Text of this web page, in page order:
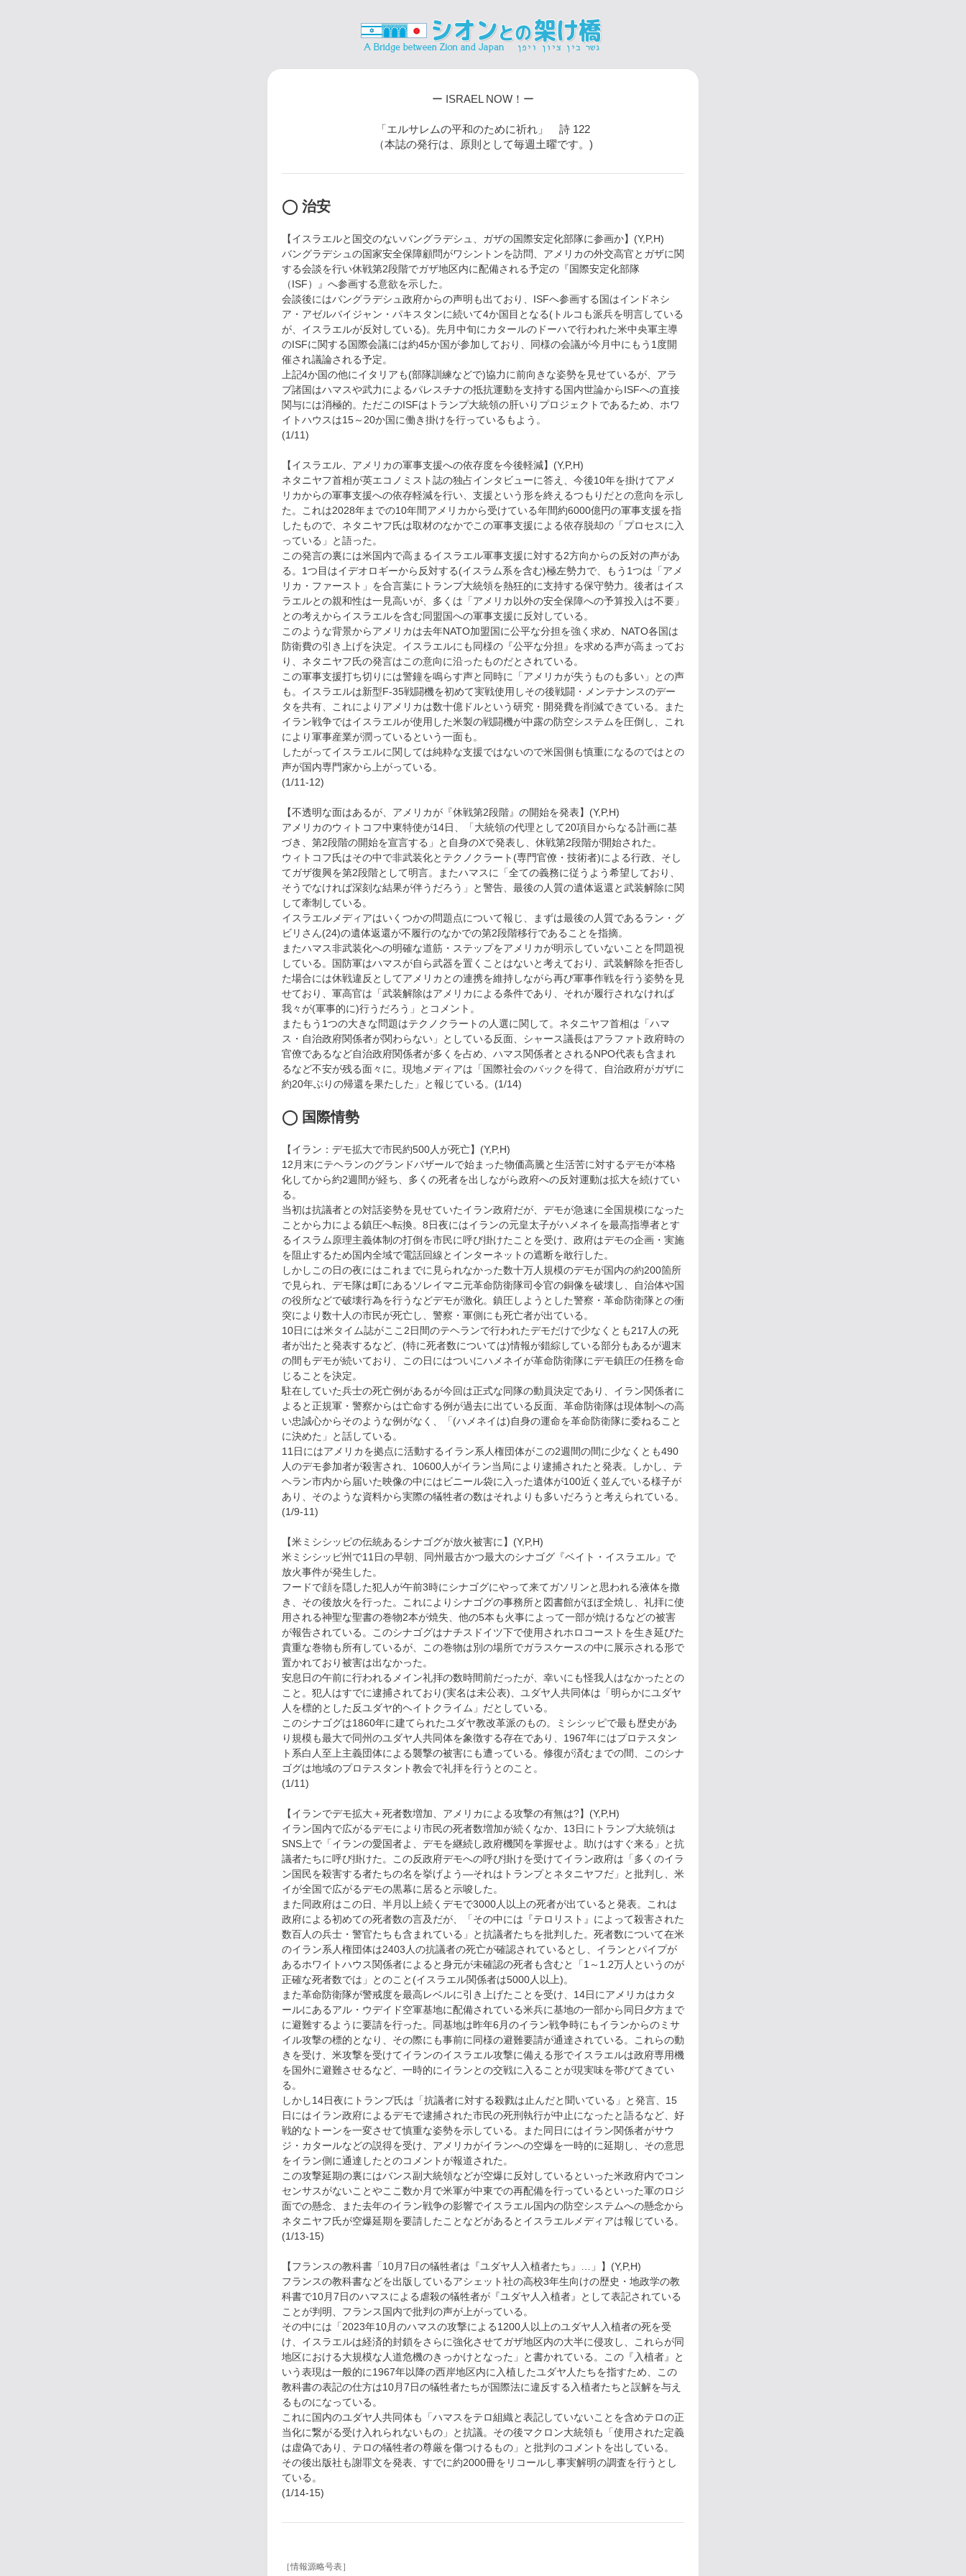
ー ISRAEL NOW！ー
「エルサレムの平和のために祈れ」 詩 122
（本誌の発行は、原則として毎週土曜です。)
◯ 治安
【イスラエルと国交のないバングラデシュ、ガザの国際安定化部隊に参画か】(Y,P,H)
バングラデシュの国家安全保障顧問がワシントンを訪問、アメリカの外交高官とガザに関
する会談を行い休戦第2段階でガザ地区内に配備される予定の『国際安定化部隊
（ISF）』へ参画する意欲を示した。
会談後にはバングラデシュ政府からの声明も出ており、ISFへ参画する国はインドネシ
ア・アゼルバイジャン・パキスタンに続いて4か国目となる(トルコも派兵を明言している
が、イスラエルが反対している)。先月中旬にカタールのドーハで行われた米中央軍主導
のISFに関する国際会議には約45か国が参加しており、同様の会議が今月中にもう1度開
催され議論される予定。
上記4か国の他にイタリアも(部隊訓練などで)協力に前向きな姿勢を見せているが、アラ
ブ諸国はハマスや武力によるパレスチナの抵抗運動を支持する国内世論からISFへの直接
関与には消極的。ただこのISFはトランプ大統領の肝いりプロジェクトであるため、ホワ
イトハウスは15～20か国に働き掛けを行っているもよう。
(1/11)
【イスラエル、アメリカの軍事支援への依存度を今後軽減】(Y,P,H)
ネタニヤフ首相が英エコノミスト誌の独占インタビューに答え、今後10年を掛けてアメ
リカからの軍事支援への依存軽減を行い、支援という形を終えるつもりだとの意向を示し
た。これは2028年までの10年間アメリカから受けている年間約6000億円の軍事支援を指
したもので、ネタニヤフ氏は取材のなかでこの軍事支援による依存脱却の「プロセスに入
っている」と語った。
この発言の裏には米国内で高まるイスラエル軍事支援に対する2方向からの反対の声があ
る。1つ目はイデオロギーから反対する(イスラム系を含む)極左勢力で、もう1つは「アメ
リカ・ファースト」を合言葉にトランプ大統領を熱狂的に支持する保守勢力。後者はイス
ラエルとの親和性は一見高いが、多くは「アメリカ以外の安全保障への予算投入は不要」
との考えからイスラエルを含む同盟国への軍事支援に反対している。
このような背景からアメリカは去年NATO加盟国に公平な分担を強く求め、NATO各国は
防衛費の引き上げを決定。イスラエルにも同様の『公平な分担』を求める声が高まってお
り、ネタニヤフ氏の発言はこの意向に沿ったものだとされている。
この軍事支援打ち切りには警鐘を鳴らす声と同時に「アメリカが失うものも多い」との声
も。イスラエルは新型F-35戦闘機を初めて実戦使用しその後戦闘・メンテナンスのデー
タを共有、これによりアメリカは数十億ドルという研究・開発費を削減できている。また
イラン戦争ではイスラエルが使用した米製の戦闘機が中露の防空システムを圧倒し、これ
により軍事産業が潤っているという一面も。
したがってイスラエルに関しては純粋な支援ではないので米国側も慎重になるのではとの
声が国内専門家から上がっている。
(1/11-12)
【不透明な面はあるが、アメリカが『休戦第2段階』の開始を発表】(Y,P,H)
アメリカのウィトコフ中東特使が14日、「大統領の代理として20項目からなる計画に基
づき、第2段階の開始を宣言する」と自身のXで発表し、休戦第2段階が開始された。
ウィトコフ氏はその中で非武装化とテクノクラート(専門官僚・技術者)による行政、そし
てガザ復興を第2段階として明言。またハマスに「全ての義務に従うよう希望しており、
そうでなければ深刻な結果が伴うだろう」と警告、最後の人質の遺体返還と武装解除に関
して牽制している。
イスラエルメディアはいくつかの問題点について報じ、まずは最後の人質であるラン・グ
ビリさん(24)の遺体返還が不履行のなかでの第2段階移行であることを指摘。
またハマス非武装化への明確な道筋・ステップをアメリカが明示していないことを問題視
している。国防軍はハマスが自ら武器を置くことはないと考えており、武装解除を拒否し
た場合には休戦違反としてアメリカとの連携を維持しながら再び軍事作戦を行う姿勢を見
せており、軍高官は「武装解除はアメリカによる条件であり、それが履行されなければ
我々が(軍事的に)行うだろう」とコメント。
またもう1つの大きな問題はテクノクラートの人選に関して。ネタニヤフ首相は「ハマ
ス・自治政府関係者が関わらない」としている反面、シャース議長はアラファト政府時の
官僚であるなど自治政府関係者が多くを占め、ハマス関係者とされるNPO代表も含まれ
るなど不安が残る面々に。現地メディアは「国際社会のバックを得て、自治政府がガザに
約20年ぶりの帰還を果たした」と報じている。(1/14)
◯ 国際情勢
【イラン：デモ拡大で市民約500人が死亡】(Y,P,H)
12月末にテヘランのグランドバザールで始まった物価高騰と生活苦に対するデモが本格
化してから約2週間が経ち、多くの死者を出しながら政府への反対運動は拡大を続けてい
る。
当初は抗議者との対話姿勢を見せていたイラン政府だが、デモが急速に全国規模になった
ことから力による鎮圧へ転換。8日夜にはイランの元皇太子がハメネイを最高指導者とす
るイスラム原理主義体制の打倒を市民に呼び掛けたことを受け、政府はデモの企画・実施
を阻止するため国内全域で電話回線とインターネットの遮断を敢行した。
しかしこの日の夜にはこれまでに見られなかった数十万人規模のデモが国内の約200箇所
で見られ、デモ隊は町にあるソレイマニ元革命防衛隊司令官の銅像を破壊し、自治体や国
の役所などで破壊行為を行うなどデモが激化。鎮圧しようとした警察・革命防衛隊との衝
突により数十人の市民が死亡し、警察・軍側にも死亡者が出ている。
10日には米タイム誌がここ2日間のテヘランで行われたデモだけで少なくとも217人の死
者が出たと発表するなど、(特に死者数については)情報が錯綜している部分もあるが週末
の間もデモが続いており、この日にはついにハメネイが革命防衛隊にデモ鎮圧の任務を命
じることを決定。
駐在していた兵士の死亡例があるが今回は正式な同隊の動員決定であり、イラン関係者に
よると正規軍・警察からは亡命する例が過去に出ている反面、革命防衛隊は現体制への高
い忠誠心からそのような例がなく、「(ハメネイは)自身の運命を革命防衛隊に委ねること
に決めた」と話している。
11日にはアメリカを拠点に活動するイラン系人権団体がこの2週間の間に少なくとも490
人のデモ参加者が殺害され、10600人がイラン当局により逮捕されたと発表。しかし、テ
ヘラン市内から届いた映像の中にはビニール袋に入った遺体が100近く並んでいる様子が
あり、そのような資料から実際の犠牲者の数はそれよりも多いだろうと考えられている。
(1/9-11)
【米ミシシッピの伝統あるシナゴグが放火被害に】(Y,P,H)
米ミシシッピ州で11日の早朝、同州最古かつ最大のシナゴグ『ベイト・イスラエル』で
放火事件が発生した。
フードで顔を隠した犯人が午前3時にシナゴグにやって来てガソリンと思われる液体を撒
き、その後放火を行った。これによりシナゴグの事務所と図書館がほぼ全焼し、礼拝に使
用される神聖な聖書の巻物2本が焼失、他の5本も火事によって一部が焼けるなどの被害
が報告されている。このシナゴグはナチスドイツ下で使用されホロコーストを生き延びた
貴重な巻物も所有しているが、この巻物は別の場所でガラスケースの中に展示される形で
置かれており被害は出なかった。
安息日の午前に行われるメイン礼拝の数時間前だったが、幸いにも怪我人はなかったとの
こと。犯人はすでに逮捕されており(実名は未公表)、ユダヤ人共同体は「明らかにユダヤ
人を標的とした反ユダヤ的ヘイトクライム」だとしている。
このシナゴグは1860年に建てられたユダヤ教改革派のもの。ミシシッピで最も歴史があ
り規模も最大で同州のユダヤ人共同体を象徴する存在であり、1967年にはプロテスタン
ト系白人至上主義団体による襲撃の被害にも遭っている。修復が済むまでの間、このシナ
ゴグは地域のプロテスタント教会で礼拝を行うとのこと。
(1/11)
【イランでデモ拡大＋死者数増加、アメリカによる攻撃の有無は?】(Y,P,H)
イラン国内で広がるデモにより市民の死者数増加が続くなか、13日にトランプ大統領は
SNS上で「イランの愛国者よ、デモを継続し政府機関を掌握せよ。助けはすぐ来る」と抗
議者たちに呼び掛けた。この反政府デモへの呼び掛けを受けてイラン政府は「多くのイラ
ン国民を殺害する者たちの名を挙げよう―それはトランプとネタニヤフだ」と批判し、米
イが全国で広がるデモの黒幕に居ると示唆した。
また同政府はこの日、半月以上続くデモで3000人以上の死者が出ていると発表。これは
政府による初めての死者数の言及だが、「その中には『テロリスト』によって殺害された
数百人の兵士・警官たちも含まれている」と抗議者たちを批判した。死者数について在米
のイラン系人権団体は2403人の抗議者の死亡が確認されているとし、イランとパイプが
あるホワイトハウス関係者によると身元が未確認の死者も含むと「1～1.2万人というのが
正確な死者数では」とのこと(イスラエル関係者は5000人以上)。
また革命防衛隊が警戒度を最高レベルに引き上げたことを受け、14日にアメリカはカタ
ールにあるアル・ウデイド空軍基地に配備されている米兵に基地の一部から同日夕方まで
に避難するように要請を行った。同基地は昨年6月のイラン戦争時にもイランからのミサ
イル攻撃の標的となり、その際にも事前に同様の避難要請が通達されている。これらの動
きを受け、米攻撃を受けてイランのイスラエル攻撃に備える形でイスラエルは政府専用機
を国外に避難させるなど、一時的にイランとの交戦に入ることが現実味を帯びてきてい
る。
しかし14日夜にトランプ氏は「抗議者に対する殺戮は止んだと聞いている」と発言、15
日にはイラン政府によるデモで逮捕された市民の死刑執行が中止になったと語るなど、好
戦的なトーンを一変させて慎重な姿勢を示している。また同日にはイラン関係者がサウ
ジ・カタールなどの説得を受け、アメリカがイランへの空爆を一時的に延期し、その意思
をイラン側に通達したとのコメントが報道された。
この攻撃延期の裏にはバンス副大統領などが空爆に反対しているといった米政府内でコン
センサスがないことやここ数か月で米軍が中東での再配備を行っているといった軍のロジ
面での懸念、また去年のイラン戦争の影響でイスラエル国内の防空システムへの懸念から
ネタニヤフ氏が空爆延期を要請したことなどがあるとイスラエルメディアは報じている。
(1/13-15)
【フランスの教科書「10月7日の犠牲者は『ユダヤ人入植者たち』…」】(Y,P,H)
フランスの教科書などを出版しているアシェット社の高校3年生向けの歴史・地政学の教
科書で10月7日のハマスによる虐殺の犠牲者が『ユダヤ人入植者』として表記されている
ことが判明、フランス国内で批判の声が上がっている。
その中には「2023年10月のハマスの攻撃による1200人以上のユダヤ人入植者の死を受
け、イスラエルは経済的封鎖をさらに強化させてガザ地区内の大半に侵攻し、これらが同
地区における大規模な人道危機のきっかけとなった」と書かれている。この『入植者』と
いう表現は一般的に1967年以降の西岸地区内に入植したユダヤ人たちを指すため、この
教科書の表記の仕方は10月7日の犠牲者たちが国際法に違反する入植者たちと誤解を与え
るものになっている。
これに国内のユダヤ人共同体も「ハマスをテロ組織と表記していないことを含めテロの正
当化に繋がる受け入れられないもの」と抗議。その後マクロン大統領も「使用された定義
は虚偽であり、テロの犠牲者の尊厳を傷つけるもの」と批判のコメントを出している。
その後出版社も謝罪文を発表、すでに約2000冊をリコールし事実解明の調査を行うとし
ている。
(1/14-15)
［情報源略号表］